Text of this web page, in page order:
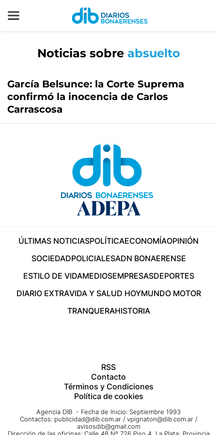
Noticias sobre absuelto
García Belsunce: la Corte Suprema
confirmó la inocencia de Carlos
Carrascosa
ÚLTIMAS NOTICIASPOLÍTICAECONOMÍAOPINIÓN
SOCIEDADPOLICIALESADN BONAERENSE
ESTILO DE VIDAMEDIOSEMPRESASDEPORTES
DIARIO EXTRAVIDA Y SALUD HOYMUNDO MOTOR
TRANQUERAHISTORIA
RSS
Contacto
Términos y Condiciones
Política de cookies
Agencia DIB - Fecha de Inicio: Septiembre 1993
Contactos: publicidad@dib.com.ar / vpignaton@dib.com.ar /
avisosdib@gmail.com